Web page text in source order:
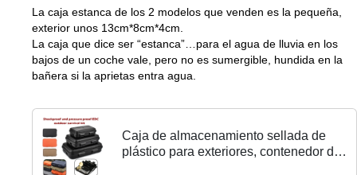
La caja estanca de los 2 modelos que venden es la pequeña,
exterior unos 13cm*8cm*4cm.
La caja que dice ser “estanca”…para el agua de lluvia en los
bajos de un coche vale, pero no es sumergible, hundida en la
bañera si la aprietas entra agua.
Caja de almacenamiento sellada de
plástico para exteriores, contenedor de